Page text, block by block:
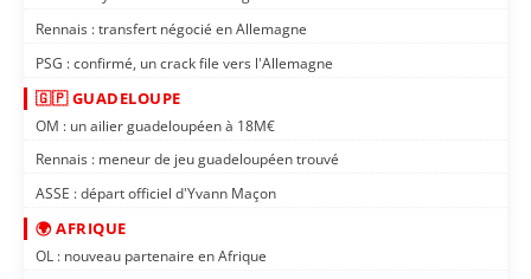
Rennais : transfert négocié en Allemagne
PSG : confirmé, un crack file vers l'Allemagne
🇬🇵 GUADELOUPE
OM : un ailier guadeloupéen à 18M€
Rennais : meneur de jeu guadeloupéen trouvé
ASSE : départ officiel d'Yvann Maçon
🌍 AFRIQUE
OL : nouveau partenaire en Afrique